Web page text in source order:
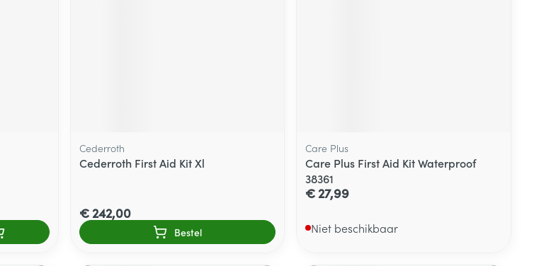
Cederroth
Cederroth First Aid Kit Xl
€ 242,00
Bestel
Care Plus
Care Plus First Aid Kit Waterproof
38361
€ 27,99
Niet beschikbaar